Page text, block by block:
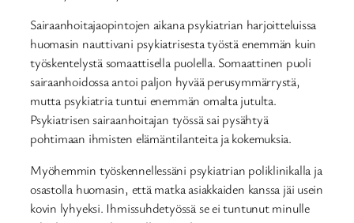
Sairaanhoitajaopintojen aikana psykiatrian harjoitteluissa
huomasin nauttivani psykiatrisesta työstä enemmän kuin
työskentelystä somaattisella puolella. Somaattinen puoli
sairaanhoidossa antoi paljon hyvää perusymmärrystä,
mutta psykiatria tuntui enemmän omalta jutulta.
Psykiatrisen sairaanhoitajan työssä sai pysähtyä
pohtimaan ihmisten elämäntilanteita ja kokemuksia.
Myöhemmin työskennellessäni psykiatrian poliklinikalla ja
osastolla huomasin, että matka asiakkaiden kanssa jäi usein
kovin lyhyeksi. Ihmissuhdetyössä se ei tuntunut minulle